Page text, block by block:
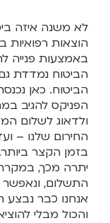
לא משנה איזה
הוצאות
באמצעות פנייה
הביטוח נמדדת
הביטוח. כאן
הפניקס להגיב
ולדאוג לשלום
החירום שלנו –
בזמן הקצר ביותר.
יתרה מכך, במקרה
התשלום, ונאפשר
אנחנו כבר נבצע
והכול מבלי